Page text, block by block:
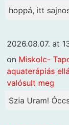
hoppá, itt
2026.08.07. at
on Miskolc-
aquaterápiás
valósult meg
Szia Uram!